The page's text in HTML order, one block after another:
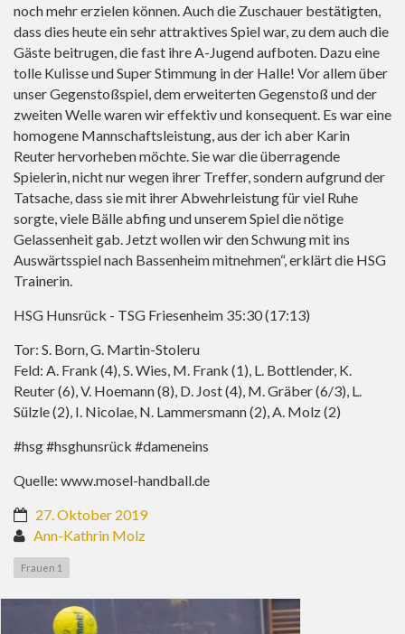
noch mehr erzielen können. Auch die Zuschauer bestätigten,
dass dies heute ein sehr attraktives Spiel war, zu dem auch die
Gäste beitrugen, die fast ihre A-Jugend aufboten. Dazu eine
tolle Kulisse und Super Stimmung in der Halle! Vor allem über
unser Gegenstoßspiel, dem erweiterten Gegenstoß und der
zweiten Welle waren wir effektiv und konsequent. Es war eine
homogene Mannschaftsleistung, aus der ich aber Karin
Reuter hervorheben möchte. Sie war die überragende
Spielerin, nicht nur wegen ihrer Treffer, sondern aufgrund der
Tatsache, dass sie mit ihrer Abwehrleistung für viel Ruhe
sorgte, viele Bälle abfing und unserem Spiel die nötige
Gelassenheit gab. Jetzt wollen wir den Schwung mit ins
Auswärtsspiel nach Bassenheim mitnehmen“, erklärt die HSG
Trainerin.
HSG Hunsrück - TSG Friesenheim 35:30 (17:13)
Tor: S. Born, G. Martin-Stoleru
Feld: A. Frank (4), S. Wies, M. Frank (1), L. Bottlender, K.
Reuter (6), V. Hoemann (8), D. Jost (4), M. Gräber (6/3), L.
Sülzle (2), I. Nicolae, N. Lammersmann (2), A. Molz (2)
#hsg #hsghunsrück #dameneins
Quelle: www.mosel-handball.de
27. Oktober 2019
Ann-Kathrin Molz
Frauen 1